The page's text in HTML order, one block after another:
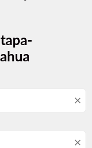
close
close